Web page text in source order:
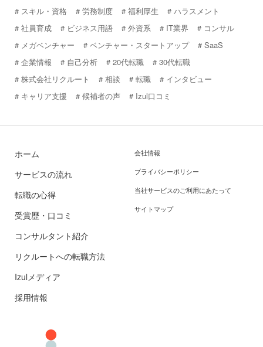
スキル・資格
労務制度 福利厚生
ハラスメント
社員育成
ビジネス用語 外資系 IT業界
コンサル
メガベンチャー
ベンチャー・スタートアップ
SaaS
企業情報
自己分析 20代転職
30代転職
株式会社リクルート
相談 転職
インタビュー
キャリア支援
候補者の声 Izul口コミ
ホーム
サービスの流れ
転職の心得
受賞歴・口コミ
コンサルタント紹介
リクルートへの転職方法
Izulメディア
採用情報
会社情報
プライバシーポリシー
当社サービスのご利用にあたって
サイトマップ